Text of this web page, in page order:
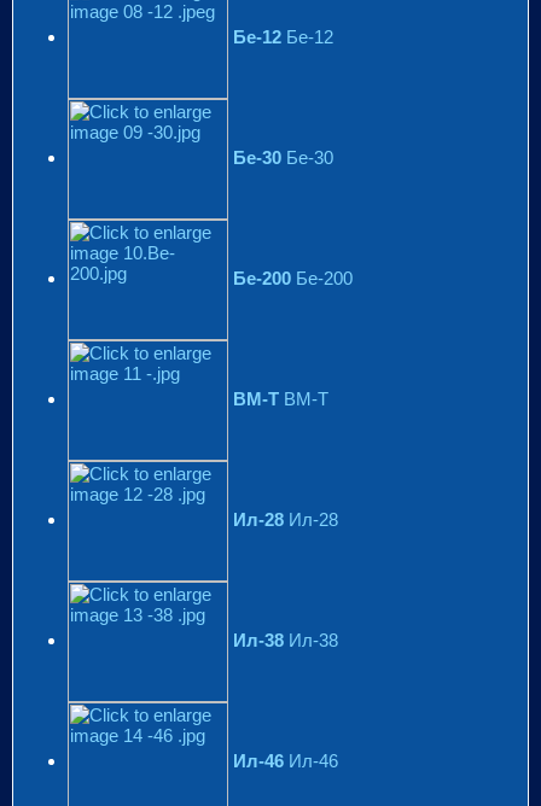
Бе-12 Бе-12
Бе-30 Бе-30
Бе-200 Бе-200
ВМ-Т ВМ-Т
Ил-28 Ил-28
Ил-38 Ил-38
Ил-46 Ил-46